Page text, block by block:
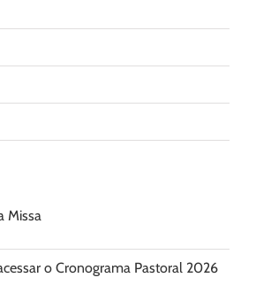
Missa
o Cronograma Pastoral 2026